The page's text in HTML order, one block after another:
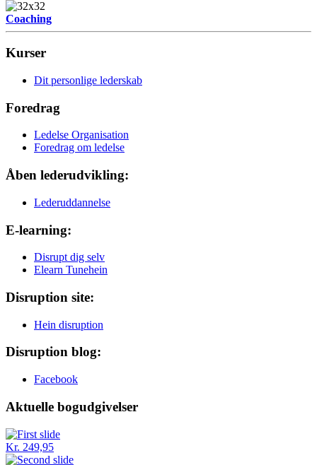
Coaching
Kurser
Dit personlige lederskab
Foredrag
Ledelse Organisation
Foredrag om ledelse
Åben lederudvikling:
Lederuddannelse
E-learning:
Disrupt dig selv
Elearn Tunehein
Disruption site:
Hein disruption
Disruption blog:
Facebook
Aktuelle bogudgivelser
Kr. 249,95